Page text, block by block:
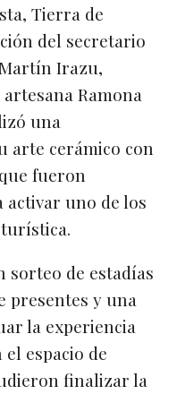
Tierra de
del secretario
Irazu,
Ramona
una
arte cerámico con
fueron
activar uno de los
sorteo de estadías
presentes y una
la experiencia
espacio de
finalizar la